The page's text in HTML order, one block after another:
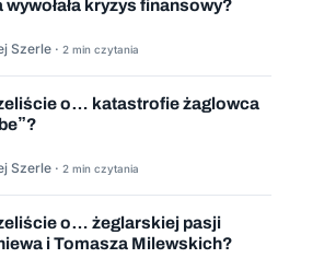
wywołała kryzys finansowy?
Szerle · 2 min czytania
o… katastrofie żaglowca
Szerle · 2 min czytania
o… żeglarskiej pasji
i Tomasza Milewskich?